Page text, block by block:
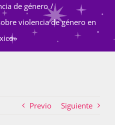
de género
de género
violencia de género en
Previo Siguiente